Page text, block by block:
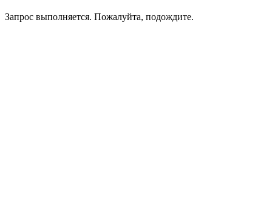
Запрос выполняется. Пожалуйта, подождите.